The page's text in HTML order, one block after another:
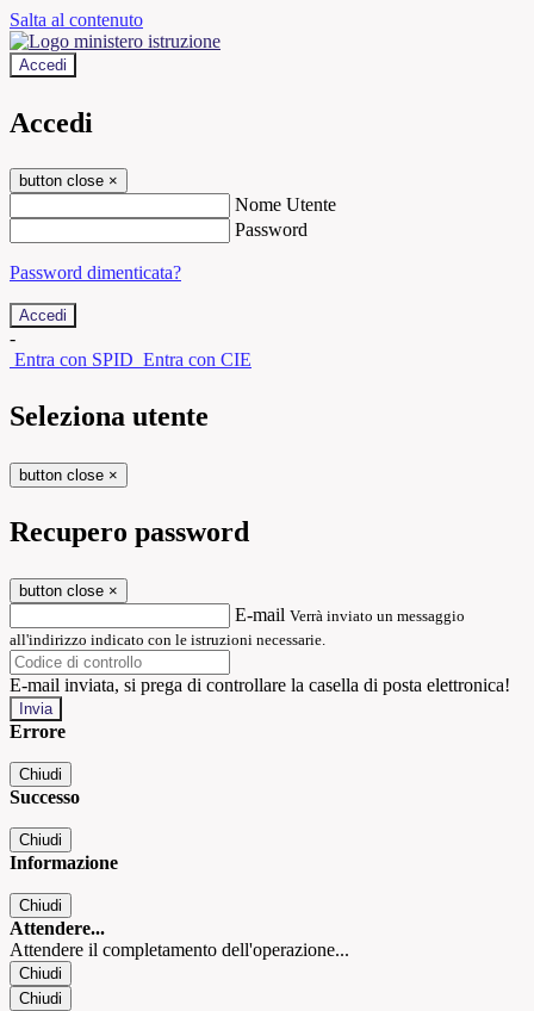
Salta al contenuto
Accedi
Accedi
button close ×
Nome Utente
Password
Password dimenticata?
-
Entra con SPID Entra con CIE
Seleziona utente
button close ×
Recupero password
button close ×
E-mail Verrà inviato un messaggio
all'indirizzo indicato con le istruzioni necessarie.
E-mail inviata, si prega di controllare la casella di posta elettronica!
Errore
Chiudi
Successo
Chiudi
Informazione
Chiudi
Attendere...
Attendere il completamento dell'operazione...
Chiudi
Chiudi